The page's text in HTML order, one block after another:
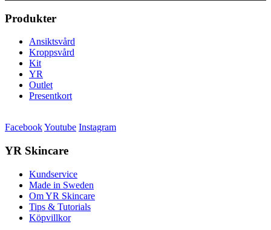
Produkter
Ansiktsvård
Kroppsvård
Kit
YR
Outlet
Presentkort
FacebookYoutube Instagram
YR Skincare
Kundservice
Made in Sweden
Om YR Skincare
Tips & Tutorials
Köpvillkor